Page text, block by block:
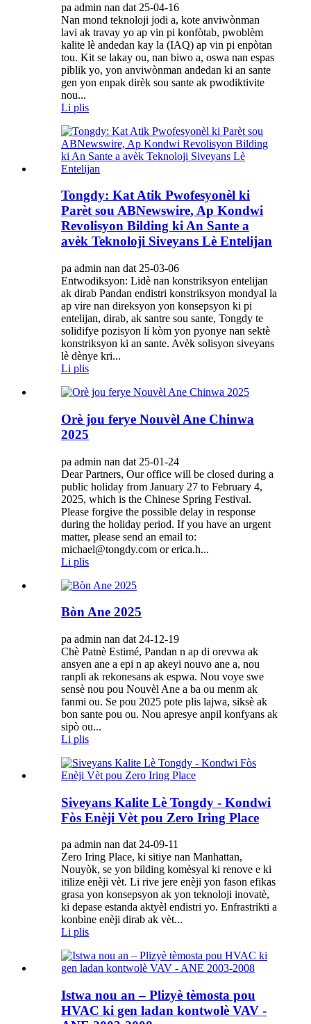
pa admin nan dat 25-04-16
Nan mond teknoloji jodi a, kote anviwònman
lavi ak travay yo ap vin pi konfòtab, pwoblèm
kalite lè andedan kay la (IAQ) ap vin pi enpòtan
tou. Kit se lakay ou, nan biwo a, oswa nan espas
piblik yo, yon anviwònman andedan ki an sante
gen yon enpak dirèk sou sante ak pwodiktivite
nou...
Li plis
Tongdy: Kat Atik Pwofesyonèl ki
Parèt sou ABNewswire, Ap Kondwi
Revolisyon Bilding ki An Sante a
avèk Teknoloji Siveyans Lè Entelijan
pa admin nan dat 25-03-06
Entwodiksyon: Lidè nan konstriksyon entelijan
ak dirab Pandan endistri konstriksyon mondyal la
ap vire nan direksyon yon konsepsyon ki pi
entelijan, dirab, ak santre sou sante, Tongdy te
solidifye pozisyon li kòm yon pyonye nan sektè
konstriksyon ki an sante. Avèk solisyon siveyans
lè dènye kri...
Li plis
Orè jou ferye Nouvèl Ane Chinwa
2025
pa admin nan dat 25-01-24
Dear Partners, Our office will be closed during a
public holiday from January 27 to February 4,
2025, which is the Chinese Spring Festival.
Please forgive the possible delay in response
during the holiday period. If you have an urgent
matter, please send an email to:
michael@tongdy.com or erica.h...
Li plis
Bòn Ane 2025
pa admin nan dat 24-12-19
Chè Patnè Estimé, Pandan n ap di orevwa ak
ansyen ane a epi n ap akeyi nouvo ane a, nou
ranpli ak rekonesans ak espwa. Nou voye swe
sensè nou pou Nouvèl Ane a ba ou menm ak
fanmi ou. Se pou 2025 pote plis lajwa, siksè ak
bon sante pou ou. Nou apresye anpil konfyans ak
sipò ou...
Li plis
Siveyans Kalite Lè Tongdy - Kondwi
Fòs Enèji Vèt pou Zero Iring Place
pa admin nan dat 24-09-11
Zero Iring Place, ki sitiye nan Manhattan,
Nouyòk, se yon bilding komèsyal ki renove e ki
itilize enèji vèt. Li rive jere enèji yon fason efikas
grasa yon konsepsyon ak yon teknoloji inovatè,
ki depase estanda aktyèl endistri yo. Enfrastrikti a
konbine enèji dirab ak vèt...
Li plis
Istwa nou an – Plizyè tèmosta pou
HVAC ki gen ladan kontwolè VAV -